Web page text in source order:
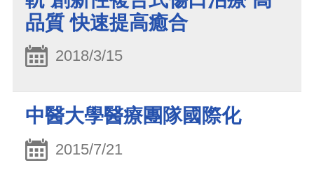
品質 快速提高癒合
2018/3/15
中醫大學醫療團隊國際化
2015/7/21